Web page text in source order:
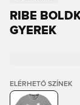
RIBE
GYEREK
ELÉRHETŐ SZÍNEK